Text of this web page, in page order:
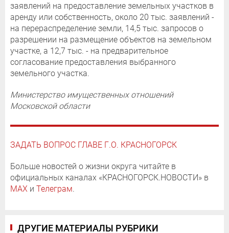
заявлений на предоставление земельных участков в
аренду или собственность, около 20 тыс. заявлений -
на перераспределение земли, 14,5 тыс. запросов о
разрешении на размещение объектов на земельном
участке, а 12,7 тыс. - на предварительное
согласование предоставления выбранного
земельного участка.
Министерство имущественных отношений
Московской области
ЗАДАТЬ ВОПРОС ГЛАВЕ Г.О. КРАСНОГОРСК
Больше новостей о жизни округа читайте в
официальных каналах «КРАСНОГОРСК.НОВОСТИ» в
MAX и Телеграм.
ДРУГИЕ МАТЕРИАЛЫ РУБРИКИ